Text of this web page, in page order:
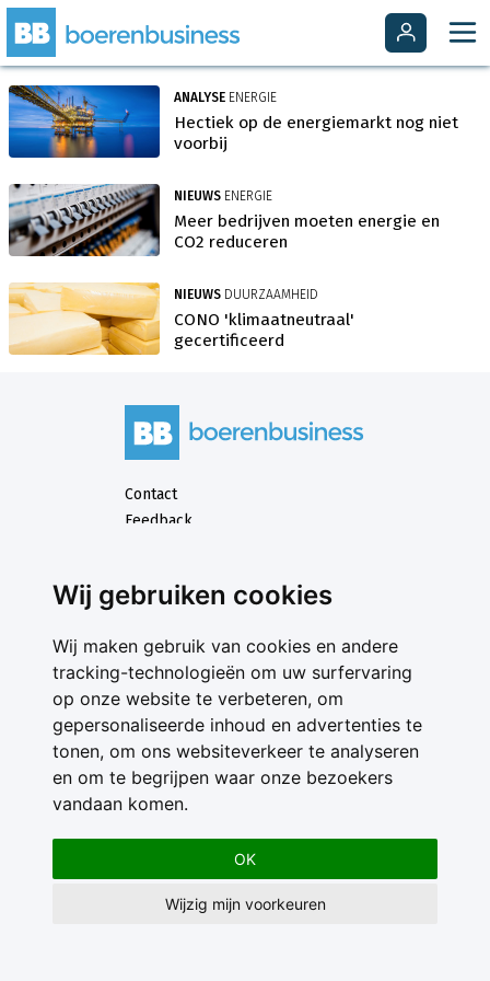
Wij gebruiken cookies
Wij maken gebruik van cookies en andere
tracking-technologieën om uw surfervaring
op onze website te verbeteren, om
gepersonaliseerde inhoud en advertenties te
tonen, om ons websiteverkeer te analyseren
en om te begrijpen waar onze bezoekers
vandaan komen.
OK
Wijzig mijn voorkeuren
ANALYSE ENERGIE
Hectiek op de energiemarkt nog niet
voorbij
NIEUWS ENERGIE
Meer bedrijven moeten energie en
CO2 reduceren
NIEUWS DUURZAAMHEID
CONO 'klimaatneutraal'
gecertificeerd
Contact
Feedback
Gebruikersvoorwaarden